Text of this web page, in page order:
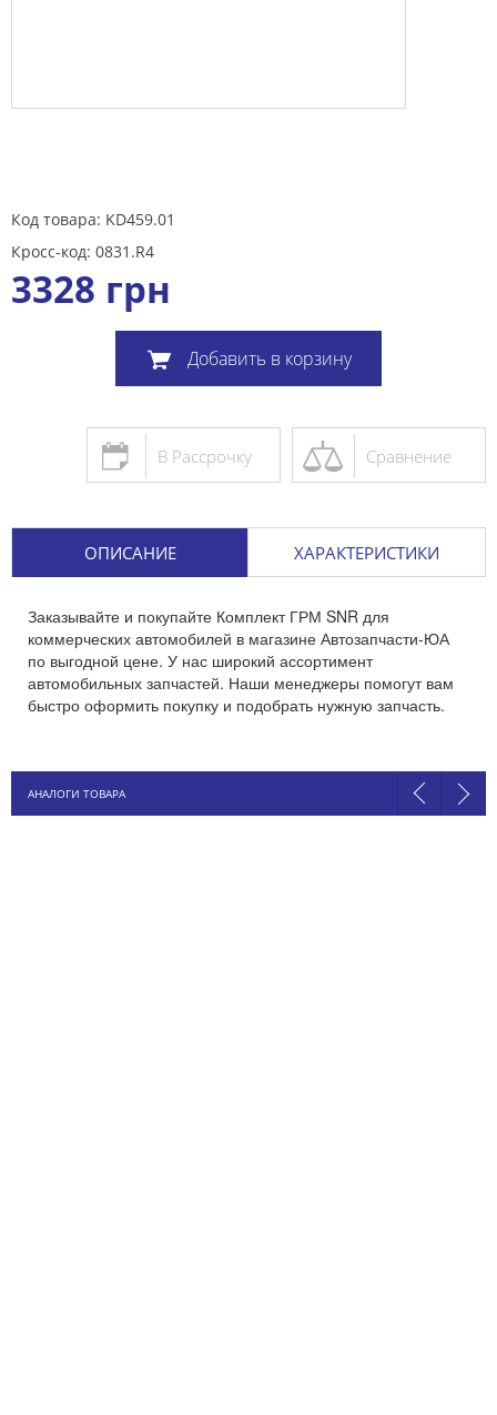
Код товара: KD459.01
Кросс-код: 0831.R4
3328 грн
Добавить в корзину
Сравнение
В Рассрочку
ОПИСАНИЕ ХАРАКТЕРИСТИКИ
Заказывайте и покупайте Комплект ГРМ SNR для
коммерческих автомобилей в магазине Автозапчасти-ЮА
по выгодной цене. У нас широкий ассортимент
автомобильных запчастей. Наши менеджеры помогут вам
быстро оформить покупку и подобрать нужную запчасть.
АНАЛОГИ ТОВАРА